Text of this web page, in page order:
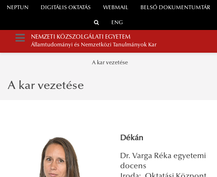
WEBMAIL
NEPTUN DIGITÁLIS OKTATÁS BELSŐ DOKUMENTUMTÁR
ENG
NEMZETI KÖZSZOLGÁLATI EGYETEM
Államtudományi és Nemzetközi Tanulmányok Kar
A kar vezetése
A kar vezetése
Dékán
Dr. Varga Réka egyetemi
docens